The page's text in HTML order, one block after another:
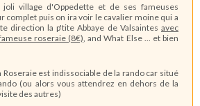
village d'Oppedette et de ses fameuses
complet puis on ira voir le cavalier moine qui a
direction la p'tite Abbaye de Valsaintes avec
roseraie (8€) , and What Else ... et bien
Roseraie est indissociable de la rando car situé
(ou alors vous attendrez en dehors de la
des autres)